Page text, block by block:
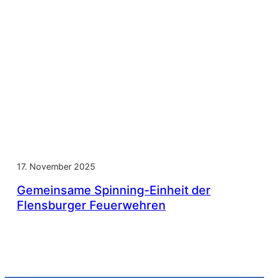
17. November 2025
Gemeinsame Spinning-Einheit der
Flensburger Feuerwehren